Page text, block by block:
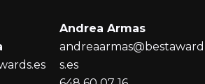
Andrea Armas
andreaarmas@bestaward
s.es